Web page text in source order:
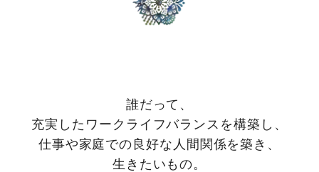
誰だって、
充実したワークライフバランスを構築し、
仕事や家庭での良好な人間関係を築き、
生きたいもの。